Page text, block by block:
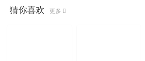
猜你喜欢 更多